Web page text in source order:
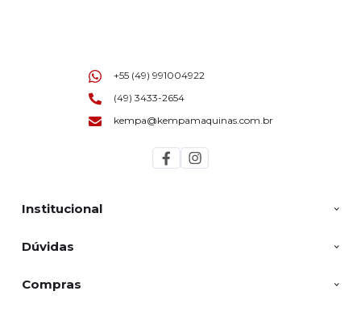
Institucional
Dúvidas
Compras
+55 (49) 991004922
(49) 3433-2654
kempa@kempamaquinas.com.br